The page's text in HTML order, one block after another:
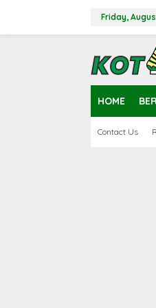
Friday,
HOME
Contact Us